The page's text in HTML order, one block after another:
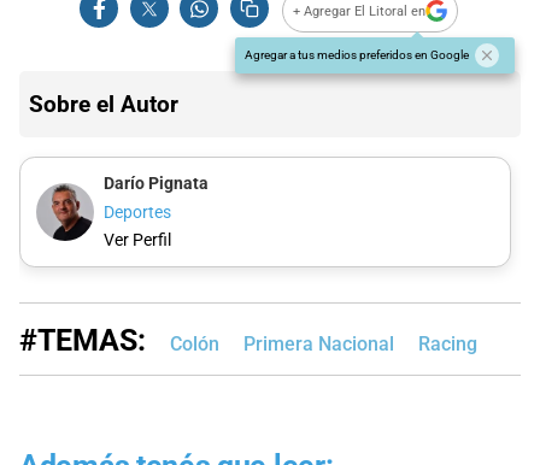
+ Agregar El Litoral en
Agregar a tus medios preferidos en Google
Sobre el Autor
Darío Pignata
Deportes
Ver Perfil
#TEMAS: Colón Primera Nacional Racing